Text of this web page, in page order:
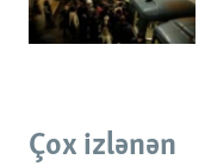
Çox izlənən